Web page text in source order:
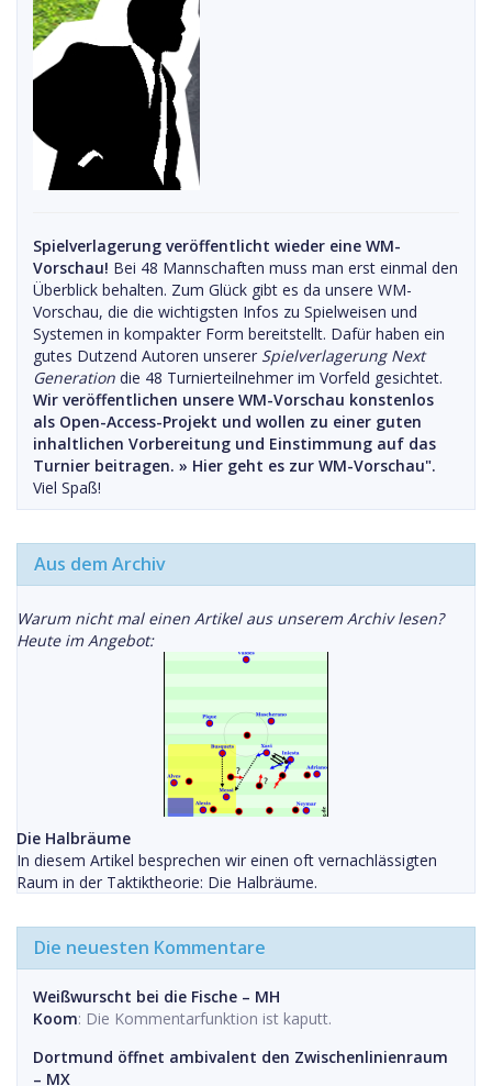
Spielverlagerung veröffentlicht wieder eine WM-
Vorschau! Bei 48 Mannschaften muss man erst einmal den
Überblick behalten. Zum Glück gibt es da unsere WM-
Vorschau, die die wichtigsten Infos zu Spielweisen und
Systemen in kompakter Form bereitstellt. Dafür haben ein
gutes Dutzend Autoren unserer Spielverlagerung Next
Generation die 48 Turnierteilnehmer im Vorfeld gesichtet.
Wir veröffentlichen unsere WM-Vorschau konstenlos
als Open-Access-Projekt und wollen zu einer guten
inhaltlichen Vorbereitung und Einstimmung auf das
Turnier beitragen. » Hier geht es zur WM-Vorschau".
Viel Spaß!
Aus dem Archiv
Warum nicht mal einen Artikel aus unserem Archiv lesen?
Heute im Angebot:
Die Halbräume
In diesem Artikel besprechen wir einen oft vernachlässigten
Raum in der Taktiktheorie: Die Halbräume.
Die neuesten Kommentare
Weißwurscht bei die Fische – MH
Koom: Die Kommentarfunktion ist kaputt.
Dortmund öffnet ambivalent den Zwischenlinienraum
– MX